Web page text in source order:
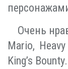
Очень
Mario,
King’s Bounty.